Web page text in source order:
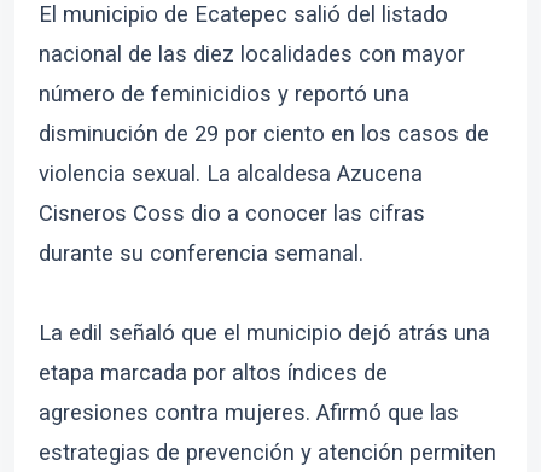
El municipio de Ecatepec salió del listado
nacional de las diez localidades con mayor
número de feminicidios y reportó una
disminución de 29 por ciento en los casos de
violencia sexual. La alcaldesa Azucena
Cisneros Coss dio a conocer las cifras
durante su conferencia semanal.
La edil señaló que el municipio dejó atrás una
etapa marcada por altos índices de
agresiones contra mujeres. Afirmó que las
estrategias de prevención y atención permiten